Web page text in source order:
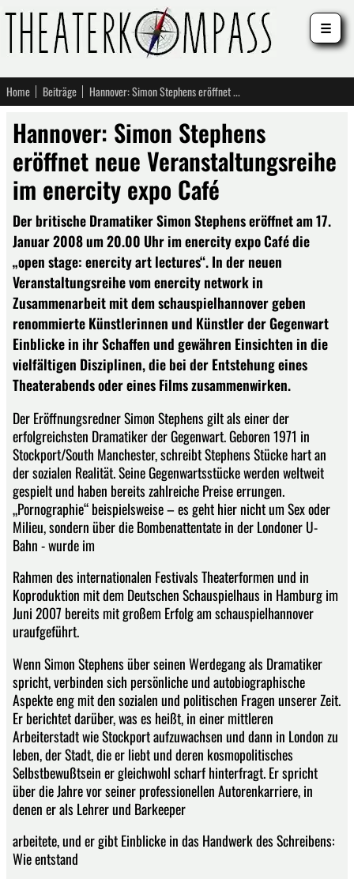
Home Beiträge Hannover: Simon Stephens eröffnet neue Veranstaltungsreihe im enercity expo Café
Hannover: Simon Stephens
eröffnet neue Veranstaltungsreihe
im enercity expo Café
Der britische Dramatiker Simon Stephens eröffnet am 17.
Januar 2008 um 20.00 Uhr im enercity expo Café die
„open stage: enercity art lectures“. In der neuen
Veranstaltungsreihe vom enercity network in
Zusammenarbeit mit dem schauspielhannover geben
renommierte Künstlerinnen und Künstler der Gegenwart
Einblicke in ihr Schaffen und gewähren Einsichten in die
vielfältigen Disziplinen, die bei der Entstehung eines
Theaterabends oder eines Films zusammenwirken.
Der Eröffnungsredner Simon Stephens gilt als einer der
erfolgreichsten Dramatiker der Gegenwart. Geboren 1971 in
Stockport/South Manchester, schreibt Stephens Stücke hart an
der sozialen Realität. Seine Gegenwartsstücke werden weltweit
gespielt und haben bereits zahlreiche Preise errungen.
„Pornographie“ beispielsweise – es geht hier nicht um Sex oder
Milieu, sondern über die Bombenattentate in der Londoner U-
Bahn - wurde im
Rahmen des internationalen Festivals Theaterformen und in
Koproduktion mit dem Deutschen Schauspielhaus in Hamburg im
Juni 2007 bereits mit großem Erfolg am schauspielhannover
uraufgeführt.
Wenn Simon Stephens über seinen Werdegang als Dramatiker
spricht, verbinden sich persönliche und autobiographische
Aspekte eng mit den sozialen und politischen Fragen unserer Zeit.
Er berichtet darüber, was es heißt, in einer mittleren
Arbeiterstadt wie Stockport aufzuwachsen und dann in London zu
leben, der Stadt, die er liebt und deren kosmopolitisches
Selbstbewußtsein er gleichwohl scharf hinterfragt. Er spricht
über die Jahre vor seiner professionellen Autorenkarriere, in
denen er als Lehrer und Barkeeper
arbeitete, und er gibt Einblicke in das Handwerk des Schreibens:
Wie entstand
☰